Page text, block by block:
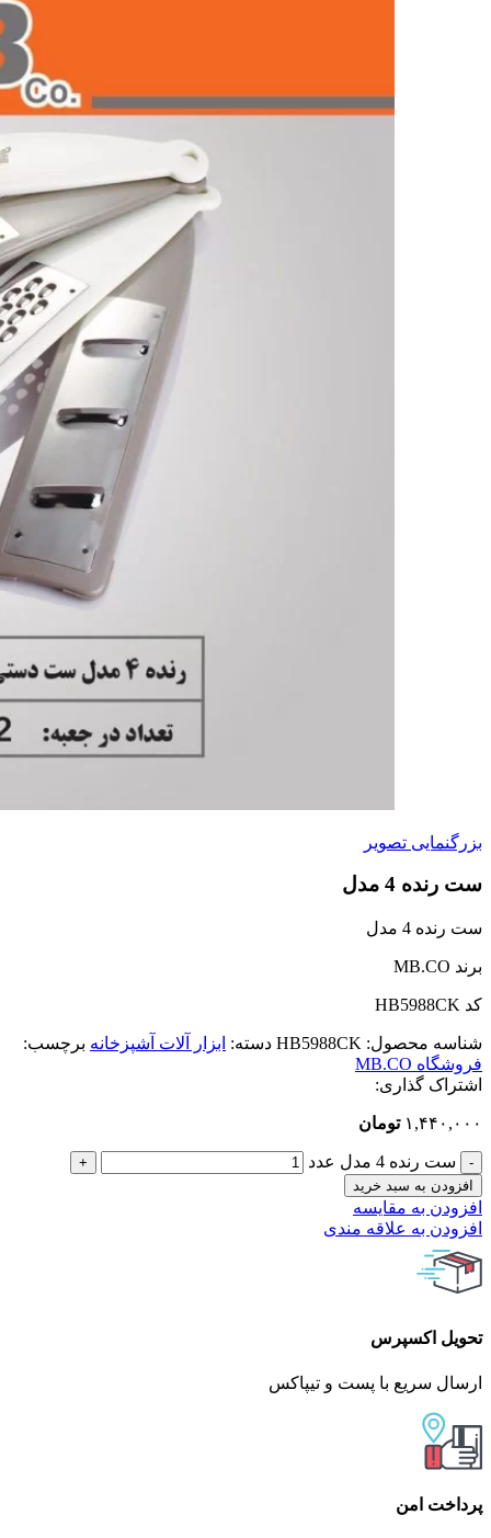
بزرگنمایی تصویر
ست رنده 4 مدل
ست رنده 4 مدل
برند MB.CO
کد HB5988CK
شناسه محصول: HB5988CK دسته: ابزار آلات آشپزخانه برچسب:
فروشگاه MB.CO
اشتراک گذاری:
۱,۴۴۰,۰۰۰ تومان
ست رنده 4 مدل عدد
افزودن به سبد خرید
افزودن به مقایسه
افزودن به علاقه مندی
تحویل اکسپرس
ارسال سریع با پست و تیپاکس
پرداخت امن